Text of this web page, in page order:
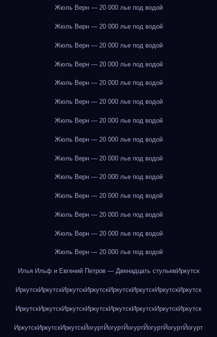
Жюль Верн — 20 000 лье под водой
Жюль Верн — 20 000 лье под водой
Жюль Верн — 20 000 лье под водой
Жюль Верн — 20 000 лье под водой
Жюль Верн — 20 000 лье под водой
Жюль Верн — 20 000 лье под водой
Жюль Верн — 20 000 лье под водой
Жюль Верн — 20 000 лье под водой
Жюль Верн — 20 000 лье под водой
Жюль Верн — 20 000 лье под водой
Жюль Верн — 20 000 лье под водой
Жюль Верн — 20 000 лье под водой
Жюль Верн — 20 000 лье под водой
Жюль Верн — 20 000 лье под водой
Илья Ильф и Евгений Петров — Двенадцать стульевИркутск
ИркутскИркутскИркутскИркутскИркутскИркутскИркутскИркутск
ИркутскИркутскИркутскИркутскИркутскИркутскИркутскИркутск
ИркутскИркутскИркутскЙогуртЙогуртЙогуртЙогуртЙогуртЙогурт